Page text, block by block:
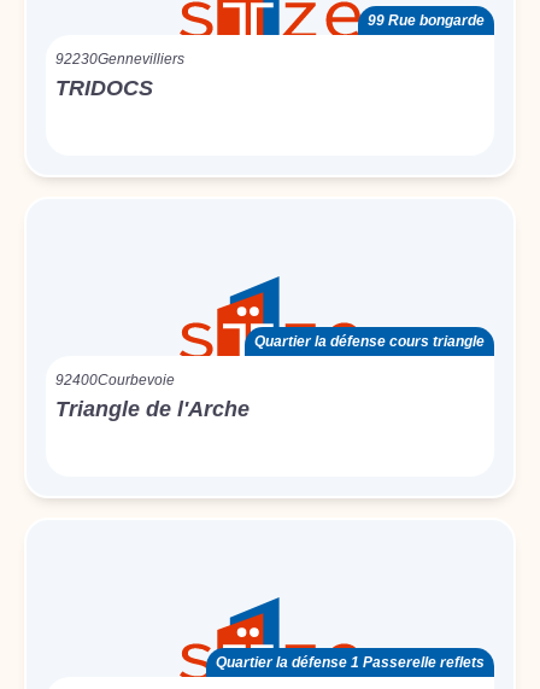
99 Rue bongarde
92230Gennevilliers
TRIDOCS
Quartier la défense cours triangle
92400Courbevoie
Triangle de l'Arche
Quartier la défense 1 Passerelle reflets